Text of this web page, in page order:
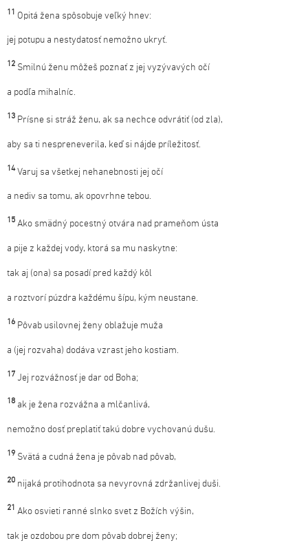
11 Opitá žena spôsobuje veľký hnev:
jej potupu a nestydatosť nemožno ukryť.
12 Smilnú ženu môžeš poznať z jej vyzývavých očí
a podľa mihalníc.
13 Prísne si stráž ženu, ak sa nechce odvrátiť (od zla),
aby sa ti nespreneverila, keď si nájde príležitosť.
14Varuj sa všetkej nehanebnosti jej očí
a nediv sa tomu, ak opovrhne tebou.
15 Ako smädný pocestný otvára nad prameňom ústa
a pije z každej vody, ktorá sa mu naskytne:
tak aj (ona) sa posadí pred každý kôl
a roztvorí púzdra každému šípu, kým neustane.
16 Pôvab usilovnej ženy oblažuje muža
a (jej rozvaha) dodáva vzrast jeho kostiam.
17 Jej rozvážnosť je dar od Boha;
18 ak je žena rozvážna a mlčanlivá,
nemožno dosť preplatiť takú dobre vychovanú dušu.
19 Svätá a cudná žena je pôvab nad pôvab,
20 nijaká protihodnota sa nevyrovná zdržanlivej duši.
21 Ako osvieti ranné slnko svet z Božích výšin,
tak je ozdobou pre dom pôvab dobrej ženy;